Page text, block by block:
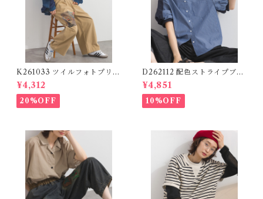
K261033 ツイルフォトプリン
トイージーテーパードパンツ /
Twill Photo Print Easy Tap
ered Pants
¥4,312
20%OFF
D262112 配色ストライプブラ
ウス / Color Block Stripe R
elaxed Blouse 【re-stock】
¥4,851
10%OFF